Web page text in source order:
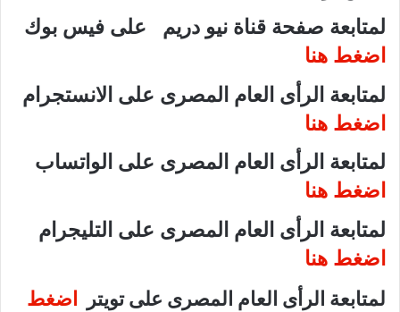
لمتابعة صفحة قناة نيو دريم على فيس بوك
اضغط هنا
لمتابعة الرأى العام المصرى على الانستجرام
اضغط هنا
لمتابعة الرأى العام المصرى على الواتساب
اضغط هنا
لمتابعة الرأى العام المصرى على التليجرام
اضغط هنا
لمتابعة الرأى العام المصرى على تويتر
اضغط